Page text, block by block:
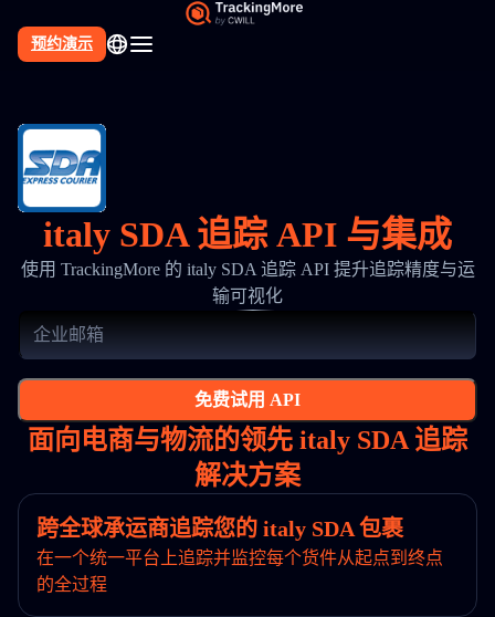
预约演示
italy SDA 追踪 API 与集成
使用 TrackingMore 的 italy SDA 追踪 API 提升追踪精度与运
输可视化
免费试用 API
面向电商与物流的领先 italy SDA 追踪
解决方案
跨全球承运商追踪您的 italy SDA 包裹
在一个统一平台上追踪并监控每个货件从起点到终点
的全过程